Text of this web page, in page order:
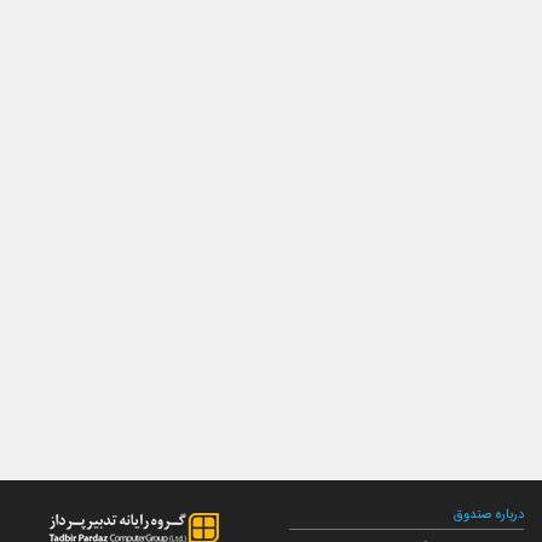
درباره صندوق